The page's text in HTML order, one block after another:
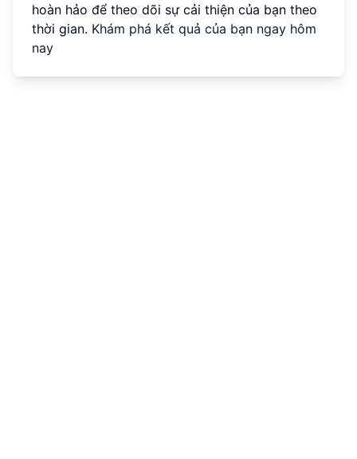
hoàn hảo để theo dõi sự cải thiện của bạn theo
thời gian. Khám phá kết quả của bạn ngay hôm
nay